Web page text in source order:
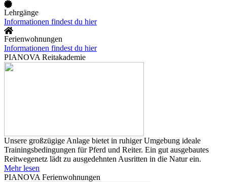
Lehrgänge
Informationen findest du hier
Ferienwohnungen
Informationen findest du hier
PIANOVA Reitakademie
Unsere großzügige Anlage bietet in ruhiger Umgebung ideale
Trainingsbedingungen für Pferd und Reiter. Ein gut ausgebautes
Reitwegenetz lädt zu ausgedehnten Ausritten in die Natur ein.
Mehr lesen
PIANOVA Ferienwohnungen